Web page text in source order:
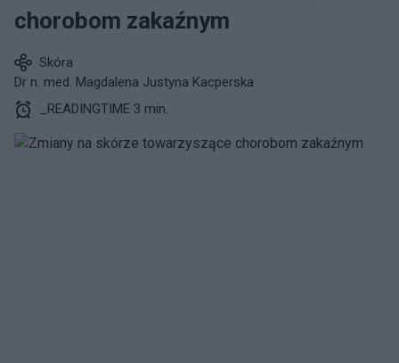
chorobom zakaźnym
Skóra
Dr n. med. Magdalena Justyna Kacperska
_READINGTIME 3 min.